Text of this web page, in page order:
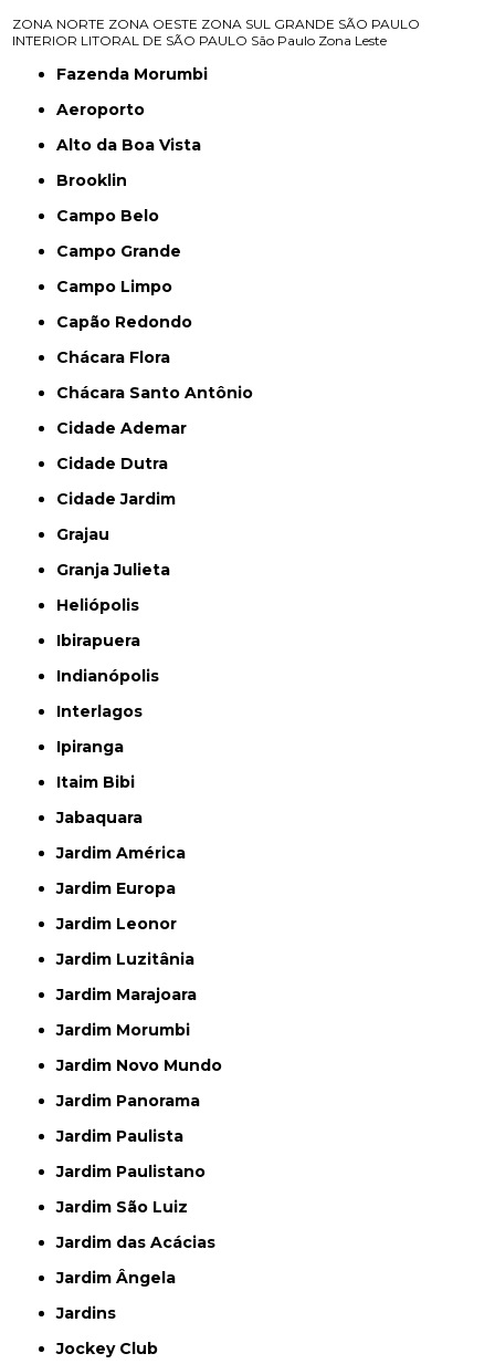
ZONA NORTE ZONA OESTE ZONA SUL GRANDE SÃO PAULO
INTERIOR LITORAL DE SÃO PAULO São Paulo Zona Leste
Fazenda Morumbi
Aeroporto
Alto da Boa Vista
Brooklin
Campo Belo
Campo Grande
Campo Limpo
Capão Redondo
Chácara Flora
Chácara Santo Antônio
Cidade Ademar
Cidade Dutra
Cidade Jardim
Grajau
Granja Julieta
Heliópolis
Ibirapuera
Indianópolis
Interlagos
Ipiranga
Itaim Bibi
Jabaquara
Jardim América
Jardim Europa
Jardim Leonor
Jardim Luzitânia
Jardim Marajoara
Jardim Morumbi
Jardim Novo Mundo
Jardim Panorama
Jardim Paulista
Jardim Paulistano
Jardim São Luiz
Jardim das Acácias
Jardim Ângela
Jardins
Jockey Club